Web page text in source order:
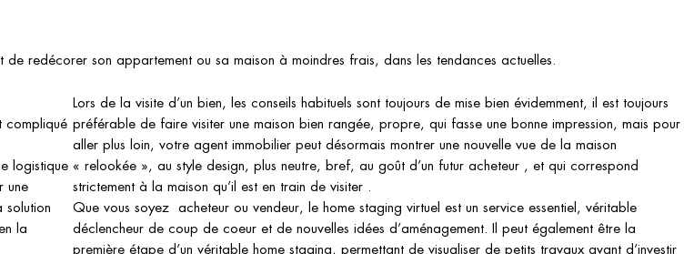
redécorer son appartement ou sa maison à moindres frais, dans les tendances actuelles.
compliqué
logistique
une
solution
la
Lors de la visite d’un bien, les conseils habituels sont toujours de mise bien évidemment, il est toujours
préférable de faire visiter une maison bien rangée, propre, qui fasse une bonne impression, mais pour
aller plus loin, votre agent immobilier peut désormais montrer une nouvelle vue de la maison
« relookée », au style design, plus neutre, bref, au goût d’un futur acheteur , et qui correspond
strictement à la maison qu’il est en train de visiter .
Que vous soyez acheteur ou vendeur, le home staging virtuel est un service essentiel, véritable
déclencheur de coup de coeur et de nouvelles idées d’aménagement. Il peut également être la
première étape d’un véritable home staging, permettant de visualiser de petits travaux avant d’investir